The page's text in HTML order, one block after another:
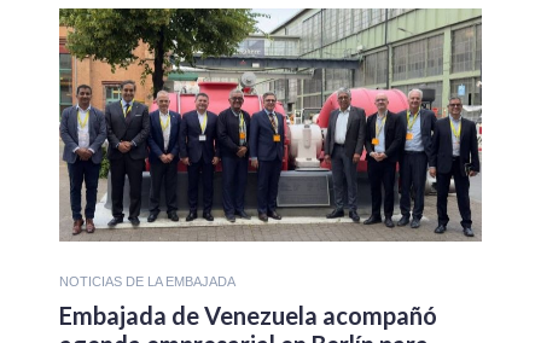
NOTICIAS DE LA EMBAJADA
Embajada de Venezuela acompañó